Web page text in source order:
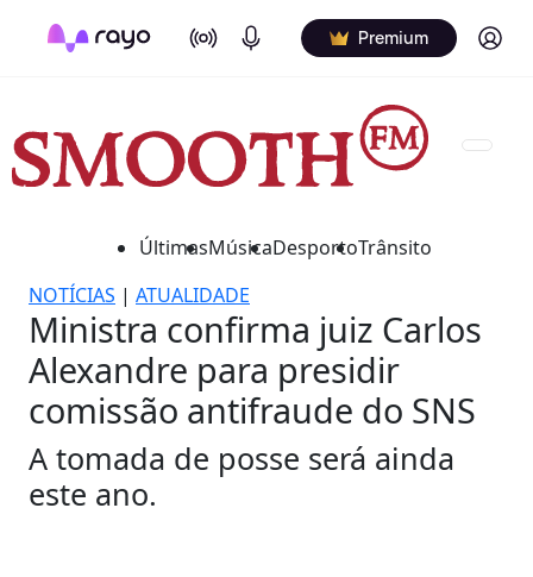
On Air Podcasts Premium Log in
ÚltimasMúsicaDesportoTrânsito
NOTÍCIAS | ATUALIDADE
Ministra confirma juiz Carlos
Alexandre para presidir
comissão antifraude do SNS
A tomada de posse será ainda
este ano.